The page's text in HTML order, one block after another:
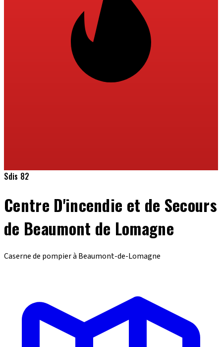
Sdis 82
Centre D'incendie et de Secours
de Beaumont de Lomagne
Caserne de pompier à Beaumont-de-Lomagne